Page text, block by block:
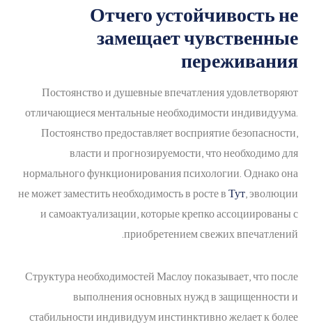
Отчего устойчивость не
замещает чувственные
переживания
Постоянство и душевные впечатления удовлетворяют
отличающиеся ментальные необходимости индивидуума.
Постоянство предоставляет восприятие безопасности,
власти и прогнозируемости, что необходимо для
нормального функционирования психологии. Однако она
не может заместить необходимость в росте в Тут , эволюции
и самоактуализации, которые крепко ассоциированы с
приобретением свежих впечатлений.
Структура необходимостей Маслоу показывает, что после
выполнения основных нужд в защищенности и
стабильности индивидуум инстинктивно желает к более